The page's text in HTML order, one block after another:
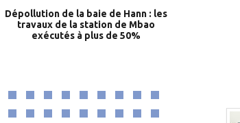
Dépollution de la baie de Hann : les
travaux de la station de Mbao
exécutés à plus de 50%